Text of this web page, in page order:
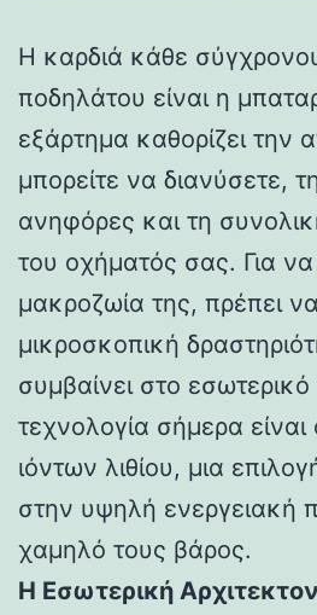
Η καρδιά κάθε
ποδηλάτου είναι η
εξάρτημα καθορίζει την
μπορείτε να διανύσετε,
ανηφόρες και τη
του οχήματός σας. Για
μακροζωία της, πρέπει
μικροσκοπική
συμβαίνει στο
τεχνολογία σήμερα είναι
ιόντων λιθίου, μια
στην υψηλή ενεργειακή
χαμηλό τους βάρος.
Η Εσωτερική